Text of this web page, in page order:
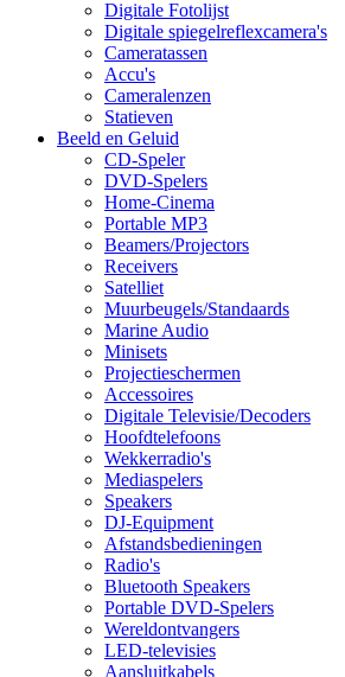
Digitale Fotolijst
Digitale spiegelreflexcamera's
Cameratassen
Accu's
Cameralenzen
Statieven
Beeld en Geluid
CD-Speler
DVD-Spelers
Home-Cinema
Portable MP3
Beamers/Projectors
Receivers
Satelliet
Muurbeugels/Standaards
Marine Audio
Minisets
Projectieschermen
Accessoires
Digitale Televisie/Decoders
Hoofdtelefoons
Wekkerradio's
Mediaspelers
Speakers
DJ-Equipment
Afstandsbedieningen
Radio's
Bluetooth Speakers
Portable DVD-Spelers
Wereldontvangers
LED-televisies
Aansluitkabels